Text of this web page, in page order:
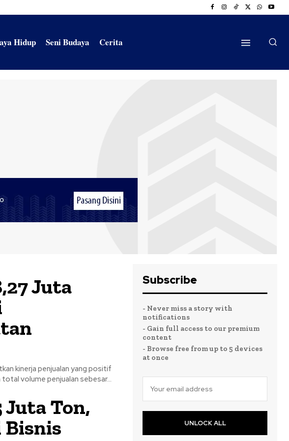
Hidup Seni Budaya Cerita
Juta
kinerja penjualan yang positif
volume penjualan sebesar...
Juta Ton,
Subscribe
- Never miss a story with
notifications
- Gain full access to our premium
content
- Browse free from up to 5 devices
at once
UNLOCK ALL